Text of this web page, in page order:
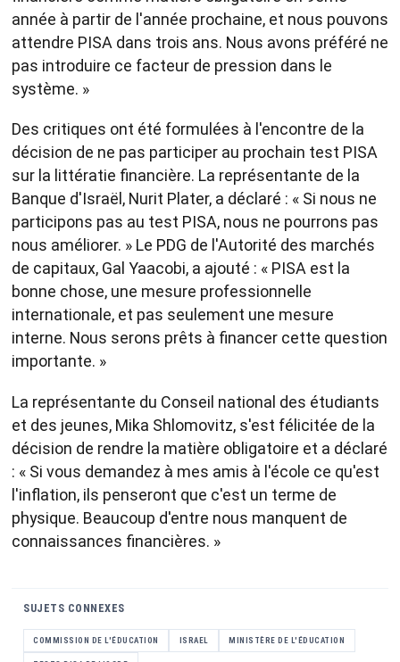
année à partir de l'année prochaine, et nous pouvons
attendre PISA dans trois ans. Nous avons préféré ne
pas introduire ce facteur de pression dans le
système. »
Des critiques ont été formulées à l'encontre de la
décision de ne pas participer au prochain test PISA
sur la littératie financière. La représentante de la
Banque d'Israël, Nurit Plater, a déclaré : « Si nous ne
participons pas au test PISA, nous ne pourrons pas
nous améliorer. » Le PDG de l'Autorité des marchés
de capitaux, Gal Yaacobi, a ajouté : « PISA est la
bonne chose, une mesure professionnelle
internationale, et pas seulement une mesure
interne. Nous serons prêts à financer cette question
importante. »
La représentante du Conseil national des étudiants
et des jeunes, Mika Shlomovitz, s'est félicitée de la
décision de rendre la matière obligatoire et a déclaré
: « Si vous demandez à mes amis à l'école ce qu'est
l'inflation, ils penseront que c'est un terme de
physique. Beaucoup d'entre nous manquent de
connaissances financières. »
SUJETS CONNEXES
COMMISSION DE L'ÉDUCATION ISRAEL MINISTÈRE DE L'ÉDUCATION